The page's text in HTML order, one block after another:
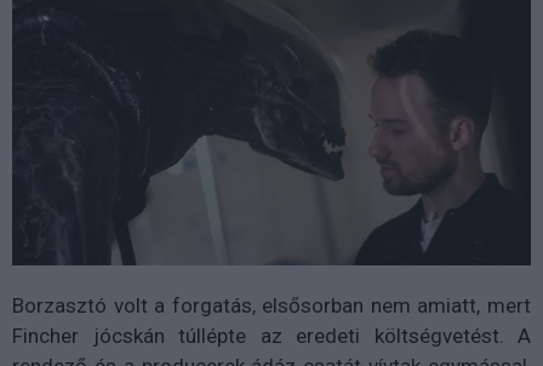
Borzasztó volt a forgatás, elsősorban nem amiatt, mert
Fincher jócskán túllépte az eredeti költségvetést. A